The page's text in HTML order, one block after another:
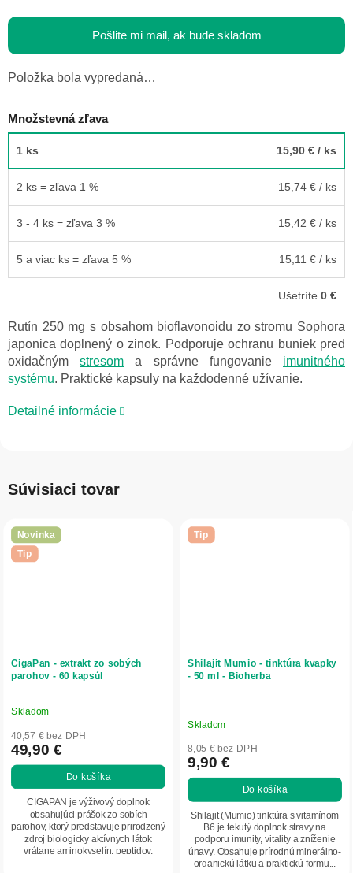
Pošlite mi mail, ak bude skladom
Položka bola vypredaná…
Množstevná zľava
1 ks 15,90 € / ks
2 ks = zľava 1 % 15,74 € / ks
3 - 4 ks = zľava 3 % 15,42 € / ks
5 a viac ks = zľava 5 % 15,11 € / ks
Ušetríte 0 €
Rutín 250 mg s obsahom bioflavonoidu zo stromu Sophora
japonica doplnený o zinok. Podporuje ochranu buniek pred
oxidačnýmstresom a správne fungovanie imunitného
systému. Praktické kapsuly na každodenné užívanie.
Detailné informácie
Súvisiaci tovar
Novinka
Tip
CigaPan - extrakt zo sobých
parohov - 60 kapsúl
Priemerné
hodnotenie
produktu
je
5,0
hviezdičiek.
Skladom
40,57 € bez DPH
49,90 €
Do košíka
CIGAPAN je výživový doplnok
obsahujúci prášok zo sobích
parohov, ktorý predstavuje prirodzený
zdroj biologicky aktívnych látok
vrátane aminokyselín, peptidov,
Tip
Shilajit Mumio - tinktúra kvapky
- 50 ml - Bioherba
Skladom
8,05 € bez DPH
9,90 €
Do košíka
Shilajit (Mumio) tinktúra s vitamínom
B6 je tekutý doplnok stravy na
podporu imunity, vitality a zníženie
únavy. Obsahuje prírodnú minerálno-
organickú látku a praktickú formu...